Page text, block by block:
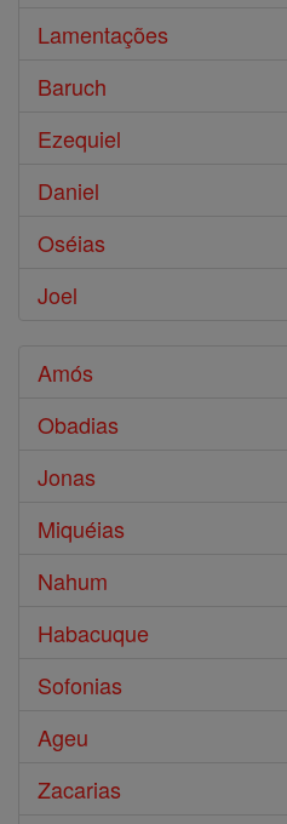
Lamentações
Baruch
Ezequiel
Daniel
Oséias
Joel
Amós
Obadias
Jonas
Miquéias
Nahum
Habacuque
Sofonias
Ageu
Zacarias